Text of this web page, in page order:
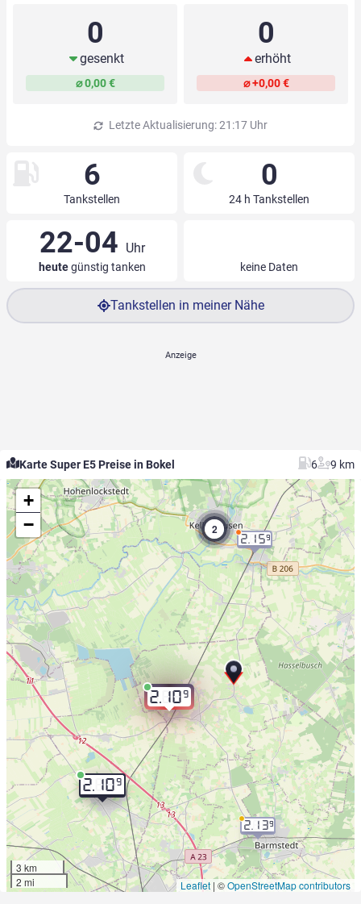
0
gesenkt
⌀ 0,00 €
0
erhöht
⌀ +0,00 €
Letzte Aktualisierung: 21:17 Uhr
6
Tankstellen
0
24 h Tankstellen
22-04 Uhr
heutegünstig tanken keine Daten
Tankstellen in meiner Nähe
Karte Super E5 Preise in Bokel 6 9 km
2.109
2.109
2.139
2.159
2
+
−
3 km
2 mi
Leaflet | ©OpenStreetMap contributors